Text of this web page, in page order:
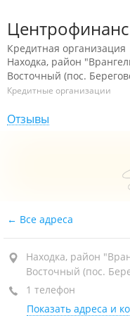
Кредитная организация
Находка, район
Восточный (пос.
Кредитные организации
Отзывы
Все адреса
Находка, район
Восточный (пос.
1 телефон
Показать адреса и